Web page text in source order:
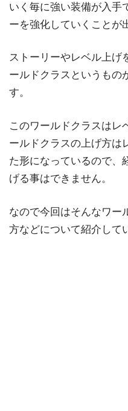
いく毎に強い装備が入手
ーを強化していくことが
ストーリーやレベル上げ
ールドクラスというもの
す。
このワールドクラスはレ
ールドクラスの上げ方は
た形になっているので、
げる事はできません。
なので今回はそんなワー
方などについて紹介して